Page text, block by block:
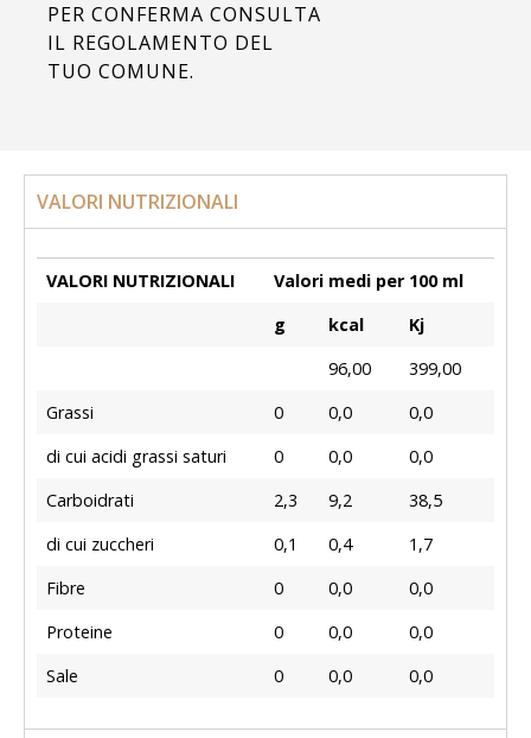
PER CONFERMA CONSULTA
IL REGOLAMENTO DEL
TUO COMUNE.
VALORI NUTRIZIONALI
VALORI NUTRIZIONALI
Valori medi per 100 ml
g
kcal
Kj
96,00
399,00
Grassi
0 0,0
0,0
di cui acidi grassi saturi
0 0,0
0,0
Carboidrati
2,3 9,2
38,5
di cui zuccheri
0,1 0,4
1,7
Fibre
0 0,0
0,0
Proteine
0 0,0
0,0
Sale
0 0,0 0,0